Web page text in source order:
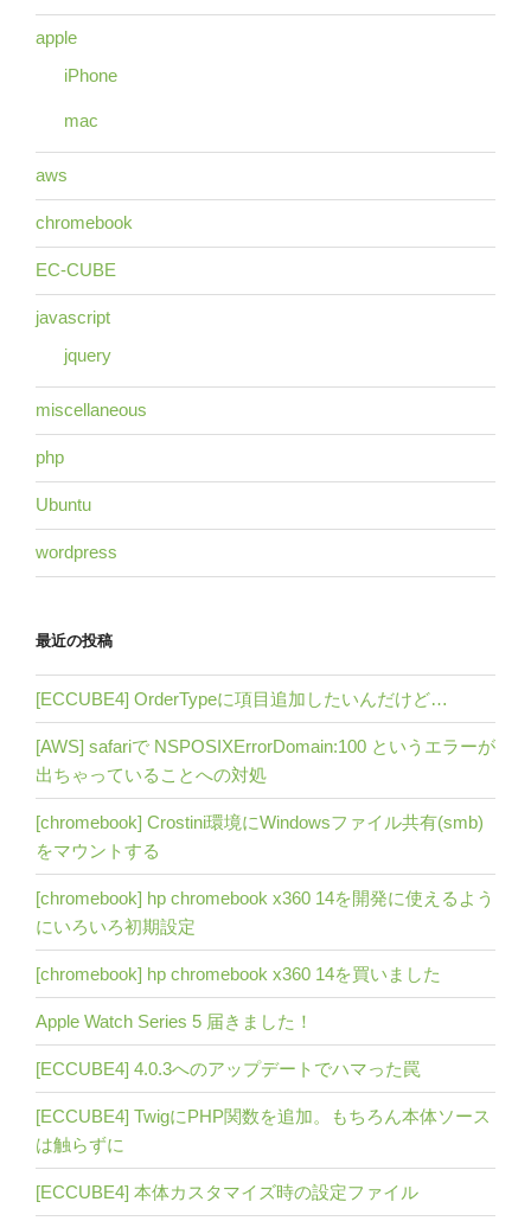
apple
iPhone
mac
aws
chromebook
EC-CUBE
javascript
jquery
miscellaneous
php
Ubuntu
wordpress
最近の投稿
[ECCUBE4] OrderTypeに項目追加したいんだけど…
[AWS] safariで NSPOSIXErrorDomain:100 というエラーが
出ちゃっていることへの対処
[chromebook] Crostini環境にWindowsファイル共有(smb)
をマウントする
[chromebook] hp chromebook x360 14を開発に使えるよう
にいろいろ初期設定
[chromebook] hp chromebook x360 14を買いました
Apple Watch Series 5 届きました！
[ECCUBE4] 4.0.3へのアップデートでハマった罠
[ECCUBE4] TwigにPHP関数を追加。もちろん本体ソース
は触らずに
[ECCUBE4] 本体カスタマイズ時の設定ファイル